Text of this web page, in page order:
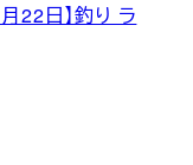
22日】釣り ラ